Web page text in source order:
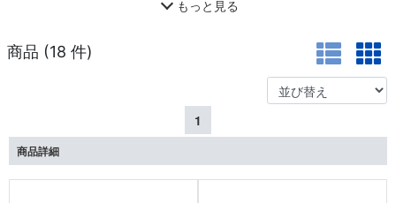
し、スムーズな配線作業をサポートします。
もっと見る
商品 (18 件)
1
商品詳細